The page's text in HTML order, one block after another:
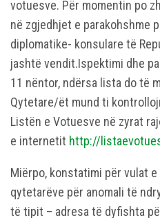
votuesve. Për momentin po
në zgjedhjet e parakohshme
diplomatike- konsulare të
jashtë vendit.Ispektimi dhe
11 nëntor, ndërsa lista do të
Qytetare/ët mund ti
Listën e Votuesve në zyrat
e internetit http://
Miërpo, konstatimi për vulat
qytetarëve për anomali të
të tipit – adresa të dyfishta